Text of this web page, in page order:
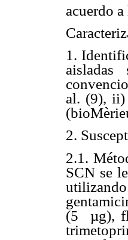
acuerdo
1.
al. (9), ii)
2.
2.1.
SCN se
(5 µg),